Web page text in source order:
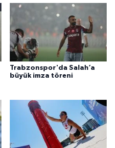
Trabzonspor'da Salah’a
büyük imza töreni